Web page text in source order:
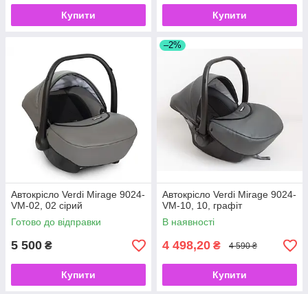
Купити Купити
Автокрісло Verdi Mirage 9024-
VM-02, 02 сірий
Готово до відправки
5 500 ₴
Купити
–2%
Автокрісло Verdi Mirage 9024-
VM-10, 10, графіт
В наявності
4 498,20 ₴ 4 590 ₴
Купити